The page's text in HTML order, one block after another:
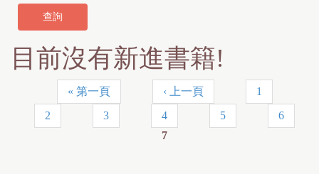
目前沒有新進書籍!
« 第一頁 ‹ 上一頁
1
2
3 4 5
6
7